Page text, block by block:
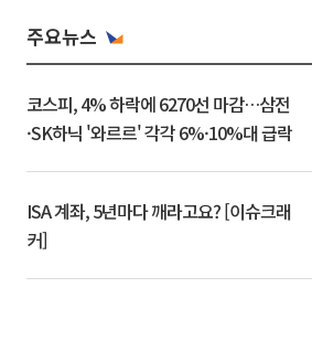
주요뉴스
코스피, 4% 하락에 6270선 마감…삼전
·SK하닉 '와르르' 각각 6%·10%대 급락
ISA 계좌, 5년마다 깨라고요? [이슈크래
커]